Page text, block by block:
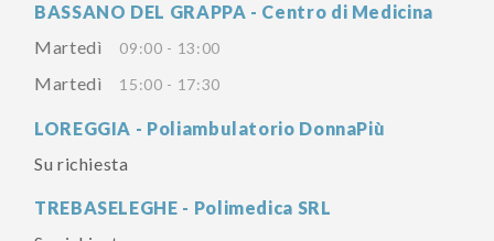
BASSANO DEL GRAPPA - Centro di Medicina
Martedì
09:00 - 13:00
Martedì 15:00 - 17:30
LOREGGIA - Poliambulatorio DonnaPiù
Su richiesta
TREBASELEGHE - Polimedica SRL